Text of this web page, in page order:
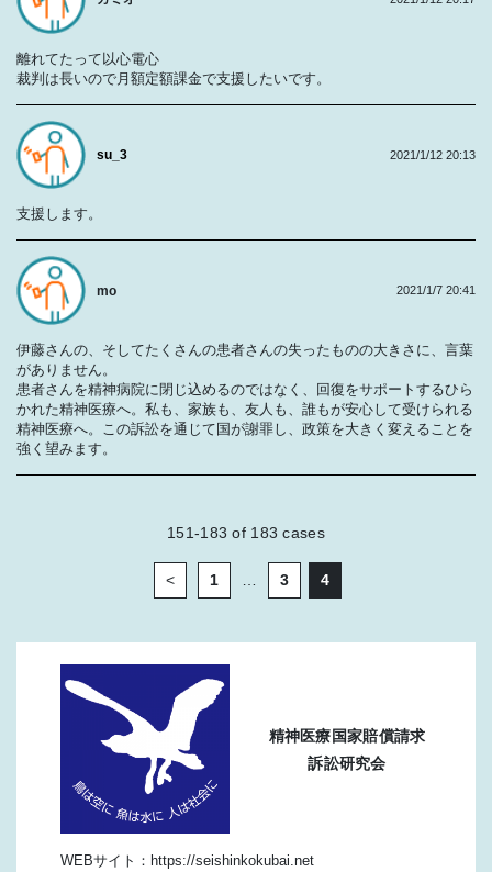
離れてたって以心電心
裁判は長いので月額定額課金で支援したいです。
su_3
支援します。
2021/1/12 20:13
mo
伊藤さんの、そしてたくさんの患者さんの失ったものの大きさに、言葉
がありません。
患者さんを精神病院に閉じ込めるのではなく、回復をサポートするひら
かれた精神医療へ。私も、家族も、友人も、誰もが安心して受けられる
精神医療へ。この訴訟を通じて国が謝罪し、政策を大きく変えることを
強く望みます。
2021/1/7 20:41
151-183 of 183 cases
< 1 3 4
精神医療国家賠償請求
訴訟研究会
WEBサイト：https://seishinkokubai.net